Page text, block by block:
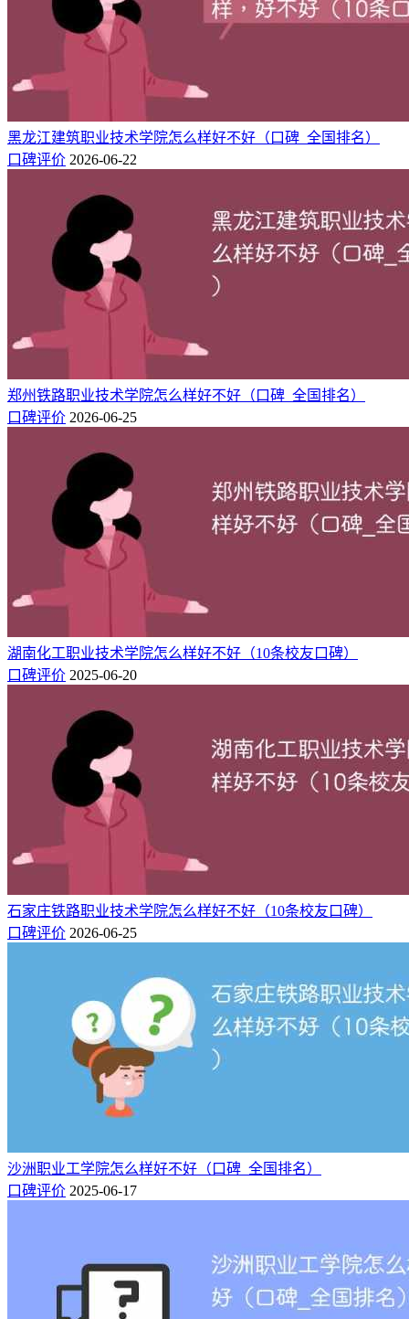
相信已经有了初步判断~
最后祝大家能考上心仪的大学！
保定理工学院全国排名
根据录取难易度排行榜数据看，保定理工学院全国排名第1126
位。
排行榜
保定理工
录取难易
度
河北 保定 理
工
中国顶尖大学,独立
学院
保定理工学院简介：
保定理工学院，前身为中国地质大学长城学院，是2005年4
月，经国家教育部批准设立，由中国地质大学（北京）与保定
院。2018年，转设更名为保定理工学院。
学校十分重视教学队伍建设，经过长期的建设与发展，逐渐形
成了一支能满足教学科研需要，学历学位、职称、年龄等结构
日趋合理的近千人师资队伍，为人才培养提供可靠的师资保
学校拥有省级一流专业7个，省级一流课程立项8个，教育部产
学合作育人项目5个，省级“专业综合改革试点”2个，“大学生
校外实践教育基地”2个。近三年，学校教师承担市厅级以上科
研课题75项；承担教学改革与教学建设项目45项；荣获省级教
学成果奖5项；发表高水平学术论文329余篇，出版专著、教材
15余部。
相关推荐：
保定理工学院录取分数线在各省2024年是多少（最低160分）
保定理工学院属于几本？是一本还是二本
安徽十大垃圾专科学校排名（含公办民办院校）
安徽十大垃圾二本大学有哪些？附排名（公办+民办）
黑龙江建筑职业技术学院怎么样好不好（口碑_全国排名）
口碑评价 2026-06-22
郑州铁路职业技术学院怎么样好不好（口碑_全国排名）
口碑评价 2026-06-25
湖南化工职业技术学院怎么样好不好（10条校友口碑）
口碑评价 2025-06-20
石家庄铁路职业技术学院怎么样好不好（10条校友口碑）
口碑评价 2026-06-25
沙洲职业工学院怎么样好不好（口碑_全国排名）
口碑评价 2025-06-17